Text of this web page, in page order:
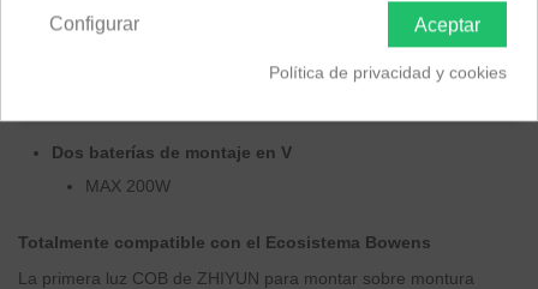
Batería de 26 V
Dos baterías de montaje en V
MAX 200W
Totalmente compatible con el Ecosistema Bowens
La primera luz COB de ZHIYUN para montar sobre montura
Aceptar
Configurar
Política de privacidad y cookies